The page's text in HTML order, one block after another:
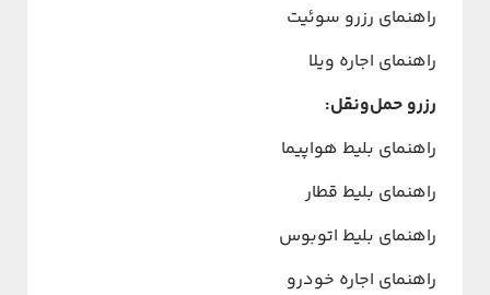
راهنمای رزرو سوئیت
راهنمای اجاره ویلا
رزرو حمل‌ونقل:
راهنمای بلیط هواپیما
راهنمای بلیط قطار
راهنمای بلیط اتوبوس
راهنمای اجاره خودرو